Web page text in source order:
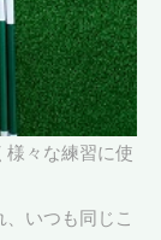
様々な練習に使
いつも同じこ